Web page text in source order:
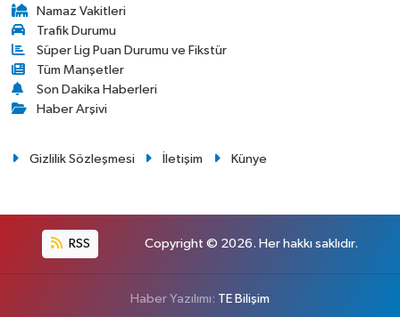
Namaz Vakitleri
Trafik Durumu
Süper Lig Puan Durumu ve Fikstür
Tüm Manşetler
Son Dakika Haberleri
Haber Arşivi
Gizlilik Sözleşmesi İletişim Künye
RSS Copyright © 2026. Her hakkı saklıdır.
Haber Yazılımı: TE Bilişim